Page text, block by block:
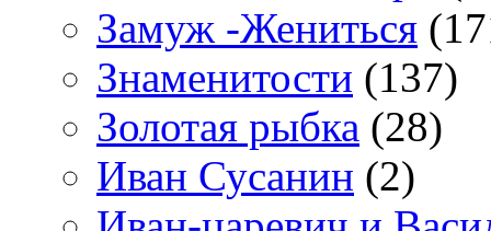
Замуж -Жениться
Знаменитости (137)
Золотая рыбка (28)
Иван Сусанин (2)